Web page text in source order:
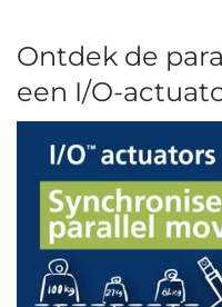
Ontdek de
een I/O-